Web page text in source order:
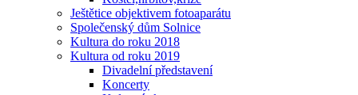
Ještětice objektivem fotoaparátu
Společenský dům Solnice
Kultura do roku 2018
Kultura od roku 2019
Divadelní představení
Koncerty